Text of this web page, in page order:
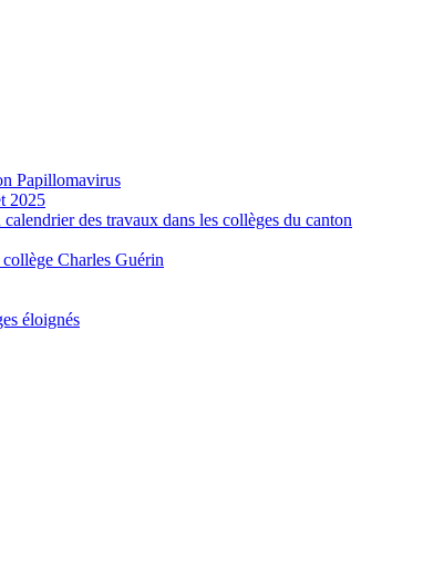
Papillomavirus
2025
des travaux dans les collèges du canton
Charles Guérin
éloignés